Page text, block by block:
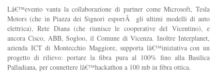
Lâ€™evento vanta la collaborazione di partner come Microsoft, Tesla
Motors (che in Piazza dei Signori esporrÃ gli ultimi modelli di auto
elettrica), Rete Diana (che riunisce le cooperative del Vicentino), e
ancora Cisco, ABB, Sogloo, il Comune di Vicenza. Inoltre Interplanet,
azienda ICT di Montecchio Maggiore, supporta lâ€™iniziativa con un
progetto di rilievo: portare la fibra pura al 100% fino alla Basilica
Palladiana, per connettere lâ€™hackathon a 100 mb in fibra ottica.